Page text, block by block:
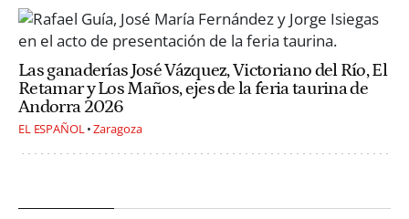
Las ganaderías José Vázquez, Victoriano del Río, El
Retamar y Los Maños, ejes de la feria taurina de
Andorra 2026
EL ESPAÑOL Zaragoza